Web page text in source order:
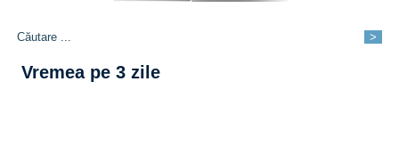
Vremea pe 3 zile